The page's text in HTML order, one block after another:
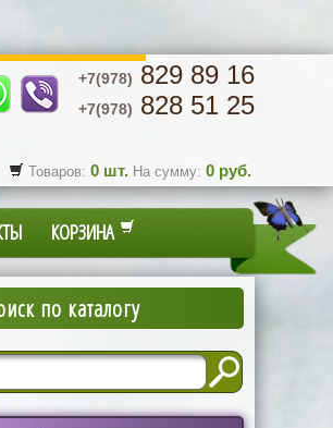
+7(978) 829 89 16
+7(978) 828 51 25
Товаров: 0 шт. На сумму: 0 руб.
КОРЗИНА
по каталогу